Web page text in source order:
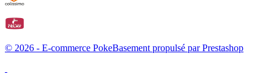
© 2026 - E-commerce PokeBasement propulsé par Prestashop